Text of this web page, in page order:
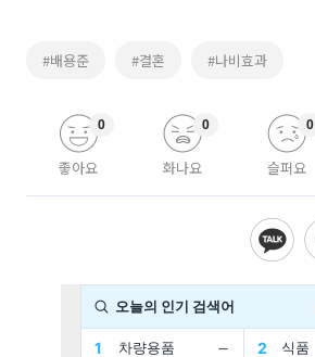
#배용준 #결혼 #나비효과
좋아요
0
화나요
0
슬퍼요
0